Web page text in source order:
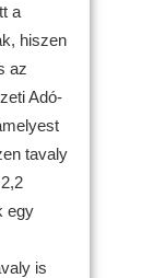
a
hiszen
az
Adó-
tavaly
egy
is